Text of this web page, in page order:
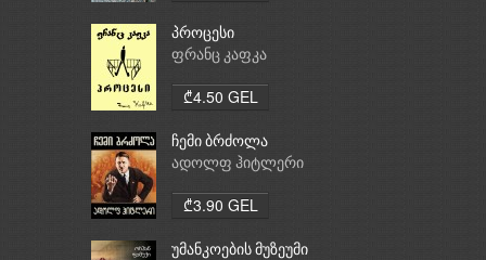
პროცესი
ფრანც კაფკა
₾4.50 GEL
ჩემი ბრძოლა
ადოლფ ჰიტლერი
₾3.90 GEL
უმანკოების მუზეუმი